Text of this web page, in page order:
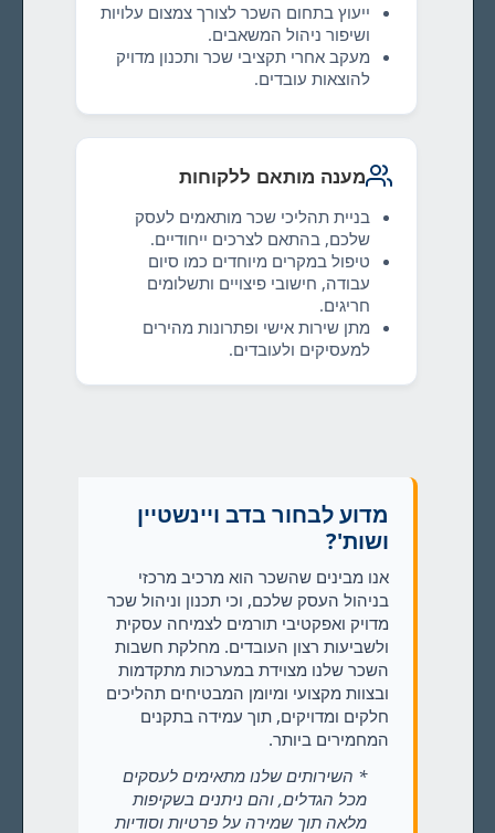
ייעוץ בתחום השכר לצורך צמצום עלויות
ושיפור ניהול המשאבים.
מעקב אחרי תקציבי שכר ותכנון מדויק
להוצאות עובדים.
מענה מותאם ללקוחות
בניית תהליכי שכר מותאמים לעסק
שלכם, בהתאם לצרכים ייחודיים.
טיפול במקרים מיוחדים כמו סיום
עבודה, חישובי פיצויים ותשלומים
חריגים.
מתן שירות אישי ופתרונות מהירים
למעסיקים ולעובדים.
מדוע לבחור בדב ויינשטיין
ושות'?
אנו מבינים שהשכר הוא מרכיב מרכזי
בניהול העסק שלכם, וכי תכנון וניהול שכר
מדויק ואפקטיבי תורמים לצמיחה עסקית
ולשביעות רצון העובדים. מחלקת חשבות
השכר שלנו מצוידת במערכות מתקדמות
ובצוות מקצועי ומיומן המבטיחים תהליכים
חלקים ומדויקים, תוך עמידה בתקנים
המחמירים ביותר.
* השירותים שלנו מתאימים לעסקים
מכל הגדלים, והם ניתנים בשקיפות
מלאה תוך שמירה על פרטיות וסודיות